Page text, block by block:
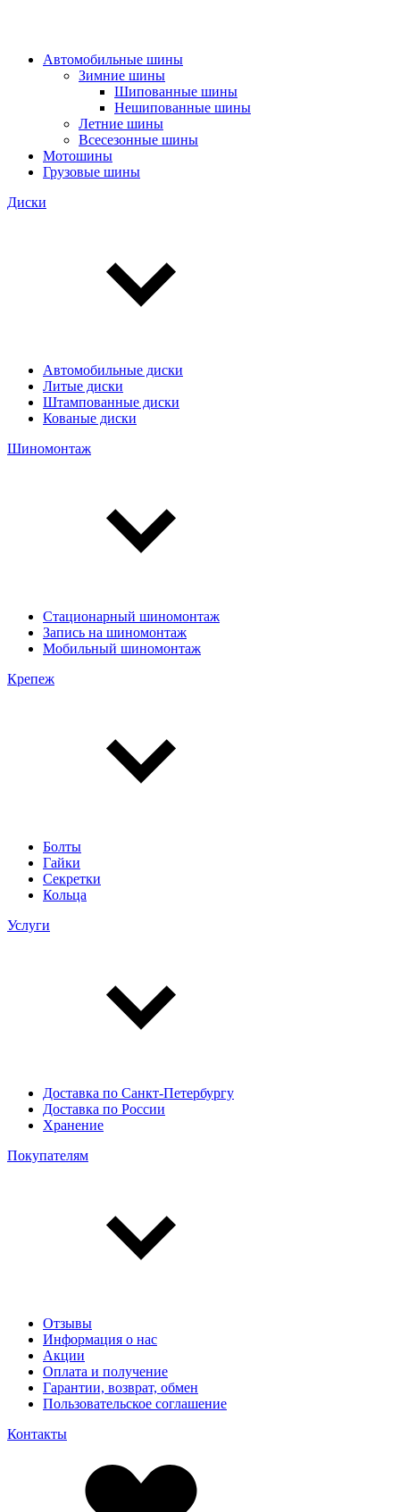
Автомобильные шины
Зимние шины
Шипованные шины
Нешипованные шины
Летние шины
Всесезонные шины
Мотошины
Грузовые шины
Диски
Автомобильные диски
Литые диски
Штампованные диски
Кованые диски
Шиномонтаж
Стационарный шиномонтаж
Запись на шиномонтаж
Мобильный шиномонтаж
Крепеж
Болты
Гайки
Секретки
Кольца
Услуги
Доставка по Санкт-Петербургу
Доставка по России
Хранение
Покупателям
Отзывы
Информация о нас
Акции
Оплата и получение
Гарантии, возврат, обмен
Пользовательское соглашение
Контакты